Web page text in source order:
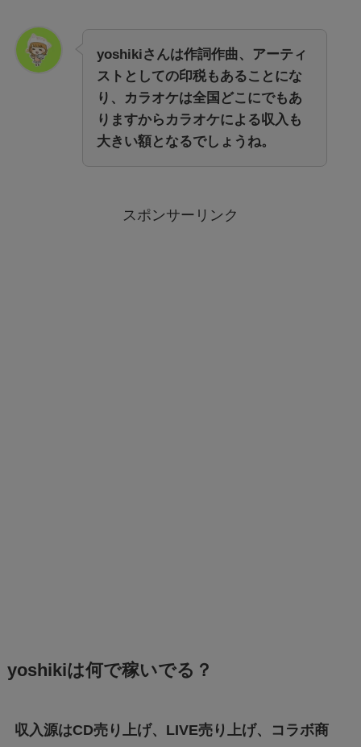
yoshikiさんは作詞作曲、アーティ
ストとしての印税もあることにな
り、カラオケは全国どこにでもあ
りますからカラオケによる収入も
大きい額となるでしょうね。
スポンサーリンク
yoshikiは何で稼いでる？
収入源はCD売り上げ、LIVE売り上げ、コラボ商